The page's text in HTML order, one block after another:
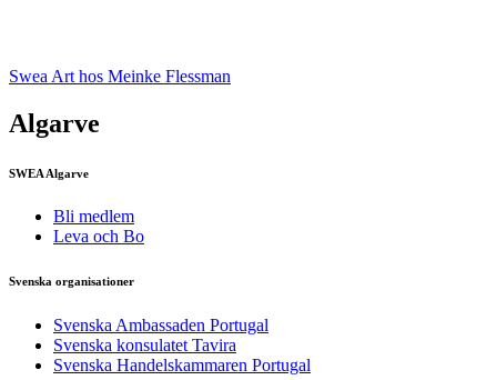
Swea Art hos Meinke Flessman
Algarve
SWEA Algarve
Bli medlem
Leva och Bo
Svenska organisationer
Svenska Ambassaden Portugal
Svenska konsulatet Tavira
Svenska Handelskammaren Portugal